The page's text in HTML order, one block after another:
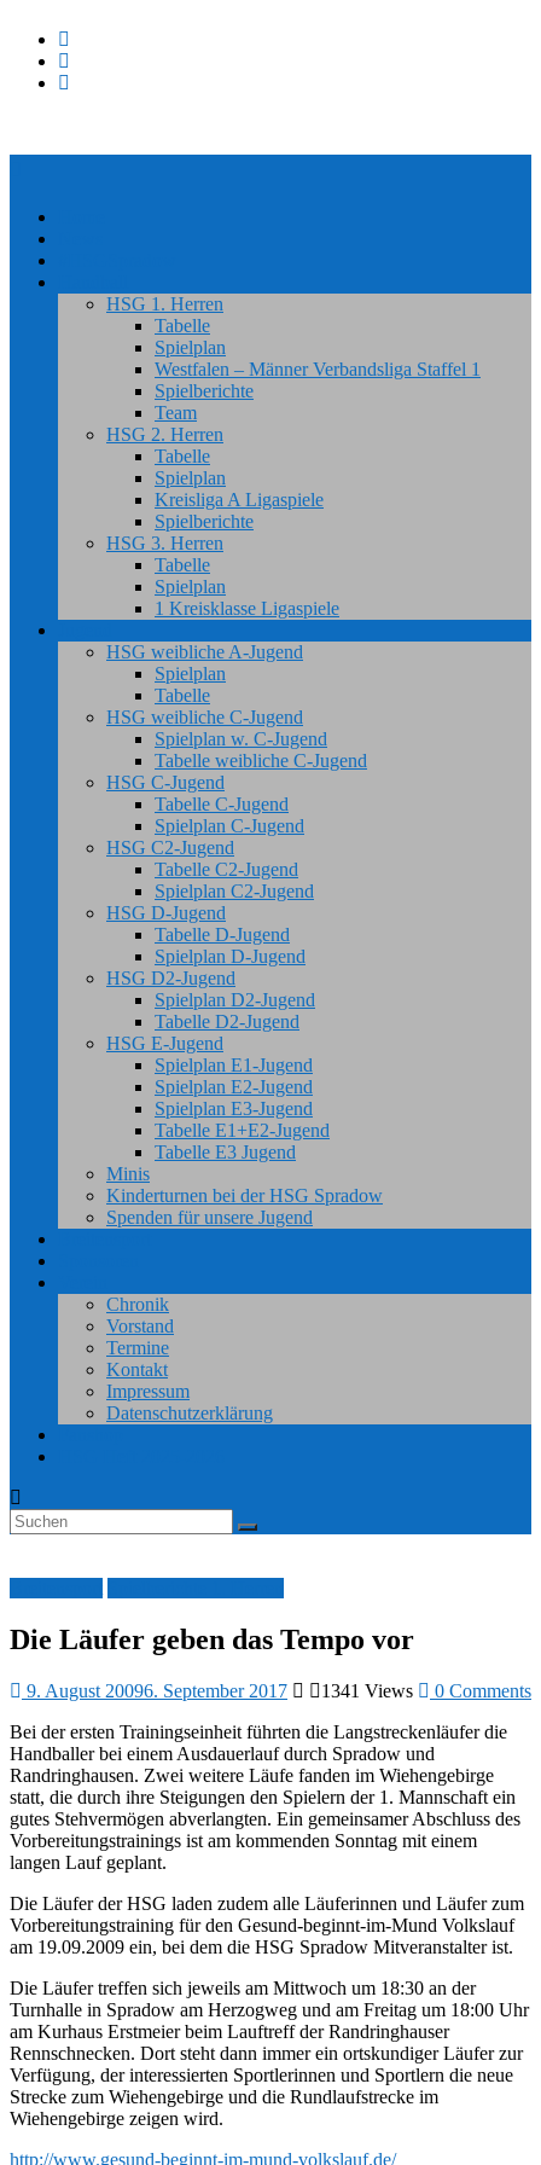
HSG 1. Herren
Tabelle
Spielplan
Westfalen – Männer Verbandsliga Staffel 1
Spielberichte
Team
HSG 2. Herren
Tabelle
Spielplan
Kreisliga A Ligaspiele
Spielberichte
HSG 3. Herren
Tabelle
Spielplan
1 Kreisklasse Ligaspiele
HSG weibliche A-Jugend
Spielplan
Tabelle
HSG weibliche C-Jugend
Spielplan w. C-Jugend
Tabelle weibliche C-Jugend
HSG C-Jugend
Tabelle C-Jugend
Spielplan C-Jugend
HSG C2-Jugend
Tabelle C2-Jugend
Spielplan C2-Jugend
HSG D-Jugend
Tabelle D-Jugend
Spielplan D-Jugend
HSG D2-Jugend
Spielplan D2-Jugend
Tabelle D2-Jugend
HSG E-Jugend
Spielplan E1-Jugend
Spielplan E2-Jugend
Spielplan E3-Jugend
Tabelle E1+E2-Jugend
Tabelle E3 Jugend
Minis
Kinderturnen bei der HSG Spradow
Spenden für unsere Jugend
Chronik
Vorstand
Termine
Kontakt
Impressum
Datenschutzerklärung
Die Läufer geben das Tempo vor
9. August 20096. September 2017 1341 Views
0 Comments
Bei der ersten Trainingseinheit führten die Langstreckenläufer die
Handballer bei einem Ausdauerlauf durch Spradow und
Randringhausen. Zwei weitere Läufe fanden im Wiehengebirge
statt, die durch ihre Steigungen den Spielern der 1. Mannschaft ein
gutes Stehvermögen abverlangten. Ein gemeinsamer Abschluss des
Vorbereitungstrainings ist am kommenden Sonntag mit einem
langen Lauf geplant.
Die Läufer der HSG laden zudem alle Läuferinnen und Läufer zum
Vorbereitungstraining für den Gesund-beginnt-im-Mund Volkslauf
am 19.09.2009 ein, bei dem die HSG Spradow Mitveranstalter ist.
Die Läufer treffen sich jeweils am Mittwoch um 18:30 an der
Turnhalle in Spradow am Herzogweg und am Freitag um 18:00 Uhr
am Kurhaus Erstmeier beim Lauftreff der Randringhauser
Rennschnecken. Dort steht dann immer ein ortskundiger Läufer zur
Verfügung, der interessierten Sportlerinnen und Sportlern die neue
Strecke zum Wiehengebirge und die Rundlaufstrecke im
Wiehengebirge zeigen wird.
http://www.gesund-beginnt-im-mund-volkslauf.de/